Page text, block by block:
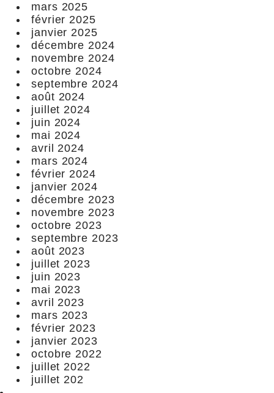
mars 2025
février 2025
janvier 2025
décembre 2024
novembre 2024
octobre 2024
septembre 2024
août 2024
juillet 2024
juin 2024
mai 2024
avril 2024
mars 2024
février 2024
janvier 2024
décembre 2023
novembre 2023
octobre 2023
septembre 2023
août 2023
juillet 2023
juin 2023
mai 2023
avril 2023
mars 2023
février 2023
janvier 2023
octobre 2022
juillet 2022
juillet 202